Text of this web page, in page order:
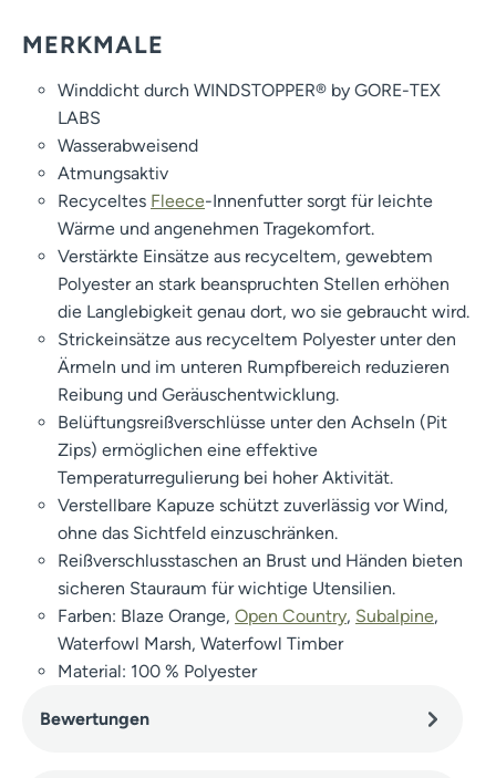
MERKMALE
Winddicht durch WINDSTOPPER® by GORE-TEX
LABS
Wasserabweisend
Atmungsaktiv
Recyceltes Fleece-Innenfutter sorgt für leichte
Wärme und angenehmen Tragekomfort.
Verstärkte Einsätze aus recyceltem, gewebtem
Polyester an stark beanspruchten Stellen erhöhen
die Langlebigkeit genau dort, wo sie gebraucht wird.
Strickeinsätze aus recyceltem Polyester unter den
Ärmeln und im unteren Rumpfbereich reduzieren
Reibung und Geräuschentwicklung.
Belüftungsreißverschlüsse unter den Achseln (Pit
Zips) ermöglichen eine effektive
Temperaturregulierung bei hoher Aktivität.
Verstellbare Kapuze schützt zuverlässig vor Wind,
ohne das Sichtfeld einzuschränken.
Reißverschlusstaschen an Brust und Händen bieten
sicheren Stauraum für wichtige Utensilien.
Farben: Blaze Orange, Open Country, Subalpine,
Waterfowl Marsh, Waterfowl Timber
Material: 100 % Polyester
Bewertungen